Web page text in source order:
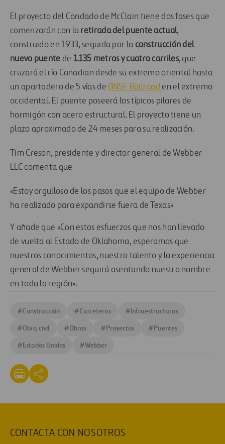
El proyecto del Condado de McClain tiene dos fases que
comenzarán con la retirada del puente actual,
construido en 1933, seguida por la construcción del
nuevo puente de 1.135 metros y cuatro carriles, que
cruzará el río Canadian desde su extremo oriental hasta
un apartadero de 5 vías de BNSF Railroad en el extremo
occidental. El puente poseerá los típicos pilares de
hormigón con acero estructural. El proyecto tiene un
plazo aproximado de 24 meses para su realización.
Tim Creson, presidente y director general de Webber
LLC comenta que
«Estoy orgulloso de los pasos que el equipo de Webber
ha realizado para expandirse fuera de Texas»
Y añade que «Con estos esfuerzos que nos han llevado
de vuelta al Estado de Oklahoma, esperamos que
nuestros conocimientos, nuestro talento y la experiencia
general de Webber seguirá asentando nuestro nombre
en toda la región».
#Construcción #Carreteras #Infraestructuras
#Obra civil #Obras #Proyectos #Puentes
#Estados Unidos #Webber
CONTACTA CON NOSOTROS